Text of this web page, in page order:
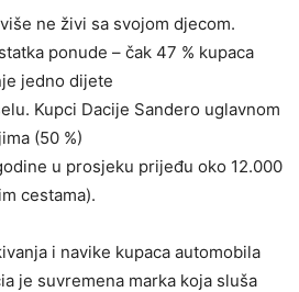
ne živi sa svojom djecom.
ponude – čak 47 % kupaca
jedno dijete
Kupci Dacije Sandero uglavnom
(50 %)
u prosjeku prijeđu oko 12.000
cestama).
i navike kupaca automobila
je suvremena marka koja sluša